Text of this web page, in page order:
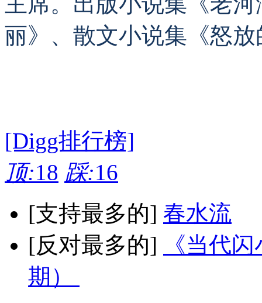
丽》、散文小说集《怒
[Digg排行榜]
顶:18 踩:16
[支持最多的] 春水流
[反对最多的]
《当代
期）